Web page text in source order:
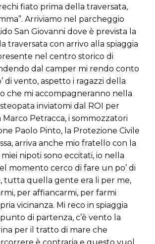
fiato prima della traversata,
Arriviamo nel parcheggio
San Giovanni dove è prevista la
traversata con arrivo alla spiaggia
nel centro storico di
dal camper mi rendo conto
di vento, aspetto i ragazzi della
che mi accompagneranno nella
inviatomi dal ROI per
Petracca, i sommozzatori
Paolo Pinto, la Protezione Civile
arriva anche mio fratello con la
miei nipoti sono eccitati, io nella
momento cerco di fare un po’ di
tutta quella gente era li per me,
per affiancarmi, per farmi
vicinanza. Mi reco in spiaggia
di partenza, c’è vento la
per il tratto di mare che